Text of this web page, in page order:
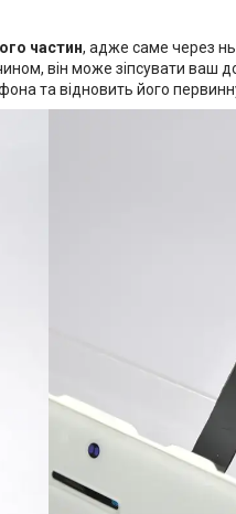
частин, адже саме через
він може зіпсувати ваш
та відновить його